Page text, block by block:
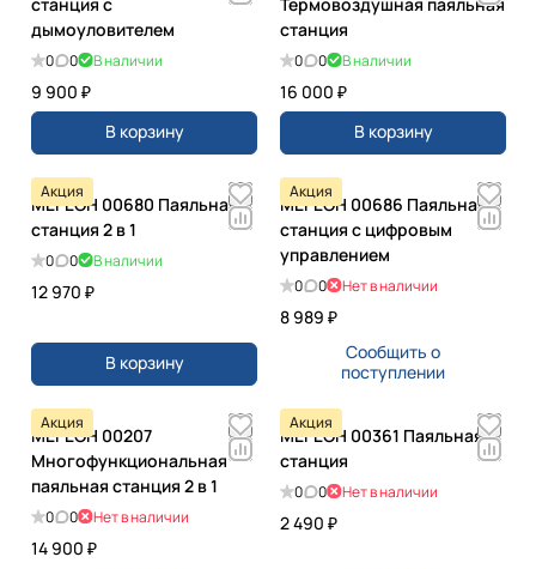
дымоуловителем
0 0 В наличии
9 900 ₽
В корзину
станция
0 0 В наличии
16 000 ₽
В корзину
Акция
МЕГЕОН 00680 Паяльная
станция 2 в 1
0 0 В наличии
12 970 ₽
В корзину
Акция
МЕГЕОН 00686 Паяльная
станция с цифровым
управлением
0 0 Нет в наличии
8 989 ₽
Сообщить о
поступлении
Акция
МЕГЕОН 00207
Многофункциональная
паяльная станция 2 в 1
0 0 Нет в наличии
14 900 ₽
Акция
МЕГЕОН 00361 Паяльная
станция
0 0 Нет в наличии
2 490 ₽